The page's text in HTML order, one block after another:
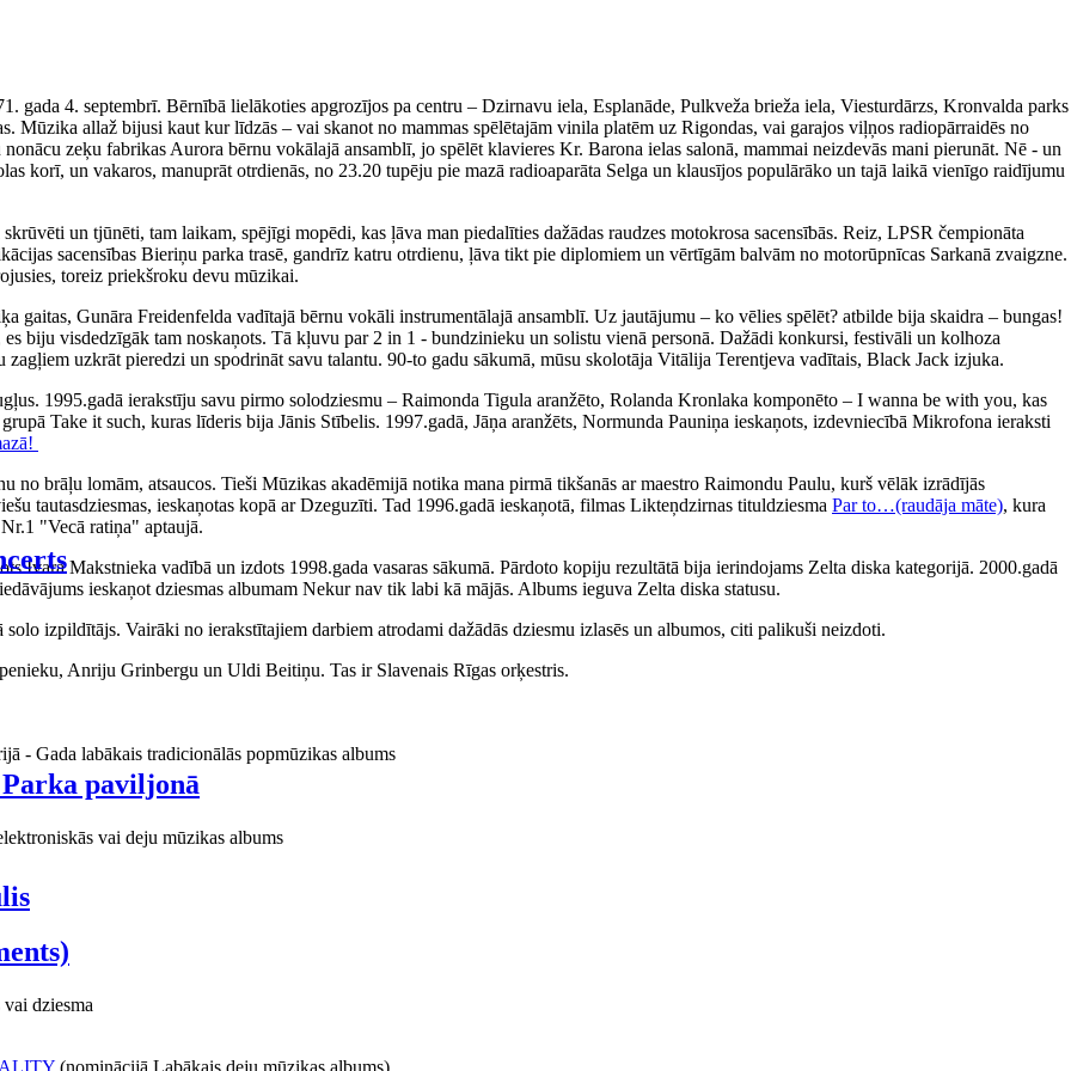
paviljonā
gada 4. septembrī. Bērnībā lielākoties apgrozījos pa centru – Dzirnavu iela, Esplanāde, Pulkveža brieža iela, Viesturdārzs, Kronvalda parks
Mūzika allaž bijusi kaut kur līdzās – vai skanot no mammas spēlētajām vinila platēm uz Rigondas, vai garajos viļņos radiopārraidēs no
zeķu fabrikas Aurora bērnu vokālajā ansamblī, jo spēlēt klavieres Kr. Barona ielas salonā, mammai neizdevās mani pierunāt. Nē - un
korī, un vakaros, manuprāt otrdienās, no 23.20 tupēju pie mazā radioaparāta Selga un klausījos populārāko un tajā laikā vienīgo raidījumu
un tjūnēti, tam laikam, spējīgi mopēdi, kas ļāva man piedalīties dažādas raudzes motokrosa sacensībās. Reiz, LPSR čempionāta
sacensības Bieriņu parka trasē, gandrīz katru otrdienu, ļāva tikt pie diplomiem un vērtīgām balvām no motorūpnīcas Sarkanā zvaigzne.
toreiz priekšroku devu mūzikai.
gaitas, Gunāra Freidenfelda vadītajā bērnu vokāli instrumentālajā ansamblī. Uz jautājumu – ko vēlies spēlēt? atbilde bija skaidra – bungas!
biju visdedzīgāk tam noskaņots. Tā kļuvu par 2 in 1 - bundzinieku un solistu vienā personā. Dažādi konkursi, festivāli un kolhoza
uzkrāt pieredzi un spodrināt savu talantu. 90-to gadu sākumā, mūsu skolotāja Vitālija Terentjeva vadītais, Black Jack izjuka.
1995.gadā ierakstīju savu pirmo solodziesmu – Raimonda Tigula aranžēto, Rolanda Kronlaka komponēto – I wanna be with you, kas
Take it such, kuras līderis bija Jānis Stībelis. 1997.gadā, Jāņa aranžēts, Normunda Pauniņa ieskaņots, izdevniecībā Mikrofona ieraksti
brāļu lomām, atsaucos. Tieši Mūzikas akadēmijā notika mana pirmā tikšanās ar maestro Raimondu Paulu, kurš vēlāk izrādījās
tautasdziesmas, ieskaņotas kopā ar Dzeguzīti. Tad 1996.gadā ieskaņotā, filmas Likteņdzirnas tituldziesma Par to…(raudāja māte), kura
"Vecā ratiņa" aptaujā.
Ivara Makstnieka vadībā un izdots 1998.gada vasaras sākumā. Pārdoto kopiju rezultātā bija ierindojams Zelta diska kategorijā. 2000.gadā
ieskaņot dziesmas albumam Nekur nav tik labi kā mājās. Albums ieguva Zelta diska statusu.
izpildītājs. Vairāki no ierakstītajiem darbiem atrodami dažādās dziesmu izlasēs un albumos, citi palikuši neizdoti.
Anriju Grinbergu un Uldi Beitiņu. Tas ir Slavenais Rīgas orķestris.
- Gada labākais tradicionālās popmūzikas albums
vai deju mūzikas albums
dziesma
(nominācijā Labākais deju mūzikas albums)